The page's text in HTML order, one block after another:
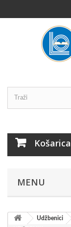
Košarica
MENU
Udžbenici